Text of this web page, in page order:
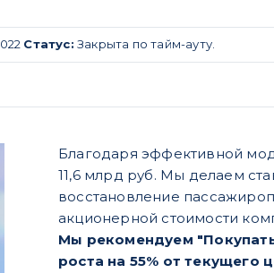
Статус: Закрыта по тайм-ауту.
Благодаря эффективной
11,6 млрд руб. Мы делаем
восстановление
акционерной стоимости
Мы рекомендуем
роста на 55% от текущего